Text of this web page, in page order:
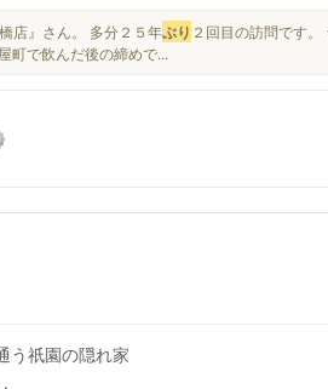
店』さん。 多分２５年ぶり ２回目の訪問です。
町で飲んだ後の締めで...
う祇園の隠れ家